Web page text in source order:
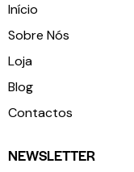
Início
Sobre Nós
Loja
Blog
Contactos
NEWSLETTER